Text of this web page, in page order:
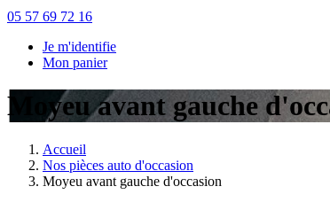
05 57 69 72 16
Je m'identifie
Mon panier
Moyeu avant gauche
Accueil
Nos pièces auto d'occasion
Moyeu avant gauche d'occasion